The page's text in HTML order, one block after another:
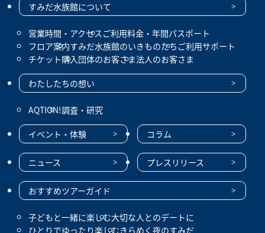
すみだ水族館について
営業時間・アクセスご利用料金・年間パスポート
フロア案内すみだ水族館のいきものたち ご利用サポート
チケット購入団体のお客さま法人のお客さま
わたしたちの想い
AQTION!調査・研究
イベント・体験 コラム
ニュース プレスリリース
おすすめツアーガイド
子どもと一緒に楽しむ大切な人とのデートに
ひとりでゆったり楽しむきらめく夜のすみだ